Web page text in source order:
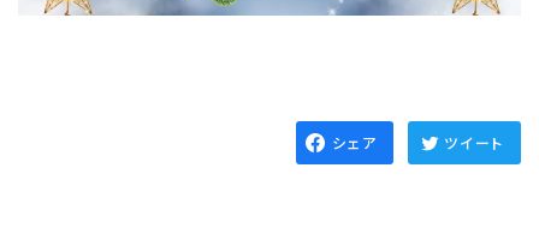
シェア ツイート